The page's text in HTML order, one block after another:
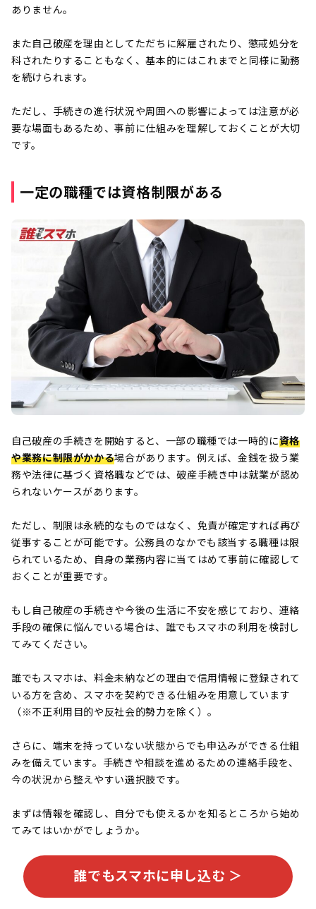
ありません。
また自己破産を理由としてただちに解雇されたり、懲戒処分を
科されたりすることもなく、基本的にはこれまでと同様に勤務
を続けられます。
ただし、手続きの進行状況や周囲への影響によっては注意が必
要な場面もあるため、事前に仕組みを理解しておくことが大切
です。
一定の職種では資格制限がある
自己破産の手続きを開始すると、一部の職種では一時的に資格
や業務に制限がかかる場合があります。例えば、金銭を扱う業
務や法律に基づく資格職などでは、破産手続き中は就業が認め
られないケースがあります。
ただし、制限は永続的なものではなく、免責が確定すれば再び
従事することが可能です。公務員のなかでも該当する職種は限
られているため、自身の業務内容に当てはめて事前に確認して
おくことが重要です。
もし自己破産の手続きや今後の生活に不安を感じており、連絡
手段の確保に悩んでいる場合は、誰でもスマホの利用を検討し
てみてください。
誰でもスマホは、料金未納などの理由で信用情報に登録されて
いる方を含め、スマホを契約できる仕組みを用意しています
（※不正利用目的や反社会的勢力を除く）。
さらに、端末を持っていない状態からでも申込みができる仕組
みを備えています。手続きや相談を進めるための連絡手段を、
今の状況から整えやすい選択肢です。
まずは情報を確認し、自分でも使えるかを知るところから始め
てみてはいかがでしょうか。
誰でもスマホに申し込む ＞